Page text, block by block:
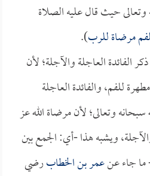
حيث قال عليه الصلاة
مرضاة للرب).
الفائدة العاجلة والآجلة؛ لأن
للفم، والفائدة العاجلة
وتعالى؛ لأن مرضاة الله عز
ويشبه هذا -أي: الجمع بين
ما جاء عنعمر بن الخطابرضي